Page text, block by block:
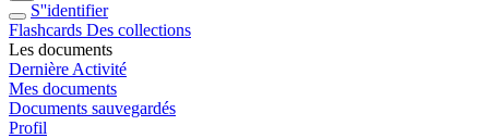
S''identifier
Flashcards Des collections
Les documents
Dernière Activité
Mes documents
Documents sauvegardés
Profil